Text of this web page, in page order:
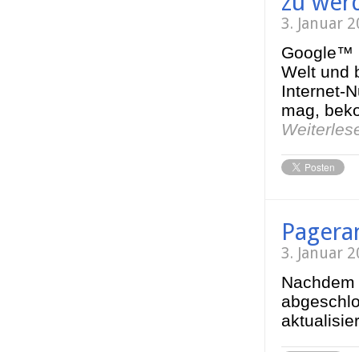
3. Januar
Google™
Welt und
Internet-
mag,
3. Januar